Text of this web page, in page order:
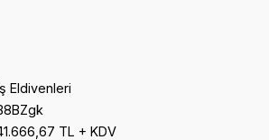
Eldivenleri
TL + KDV